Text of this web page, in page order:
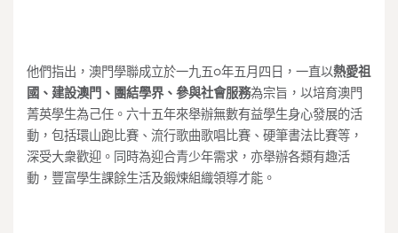
他們指出，澳門學聯成立於一九五○年五月四日，一直以熱愛祖
國、建設澳門、團結學界、參與社會服務為宗旨，以培育澳門
菁英學生為己任。六十五年來舉辦無數有益學生身心發展的活
動，包括環山跑比賽、流行歌曲歌唱比賽、硬筆書法比賽等，
深受大衆歡迎。同時為迎合青少年需求，亦舉辦各類有趣活
動，豐富學生課餘生活及鍛煉組織領導才能。